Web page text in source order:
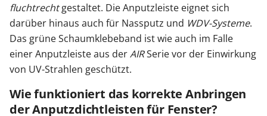
fluchtrechtgestaltet. Die Anputzleiste eignet sich
darüber hinaus auch für Nassputz und WDV-Systeme.
Das grüne Schaumklebeband ist wie auch im Falle
einer Anputzleiste aus derAIRSerie vor der Einwirkung
von UV-Strahlen geschützt.
Wie funktioniert das korrekte Anbringen
der Anputzdichtleisten für Fenster?